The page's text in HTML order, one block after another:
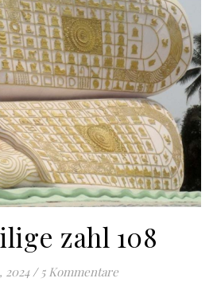
zahl 108
2024 / 5 Kommentare